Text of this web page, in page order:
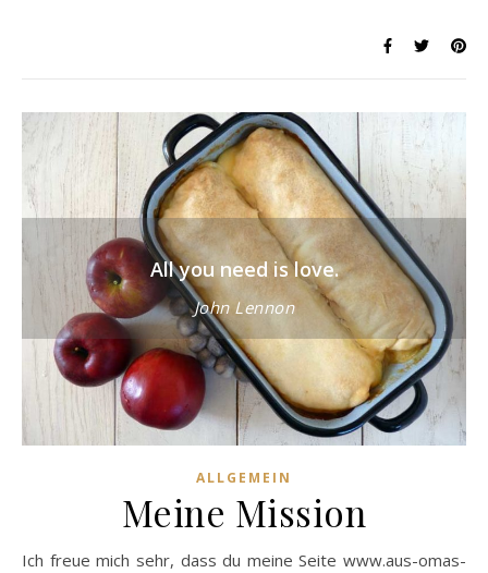
All you need is love.
John Lennon
ALLGEMEIN
Meine Mission
Ich freue mich sehr, dass du meine Seite www.aus-omas-